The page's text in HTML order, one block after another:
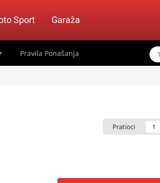
Sport Garaža
Pravila Ponašanja
Pratioci 1